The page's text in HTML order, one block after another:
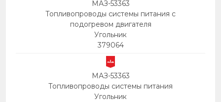
МАЗ-53363
Топливопроводы системы питания с
подогревом двигателя
Угольник
379064
МАЗ-53363
Топливопроводы системы питания
Угольник